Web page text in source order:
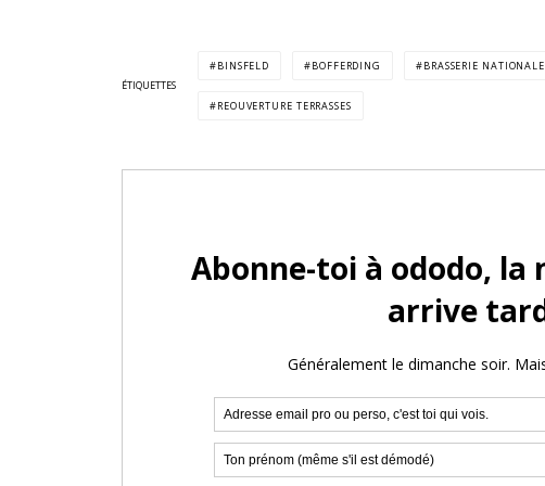
ÉTIQUETTES
BINSFELD BOFFERDING BRASSERIE NATIONALE
REOUVERTURE TERRASSES